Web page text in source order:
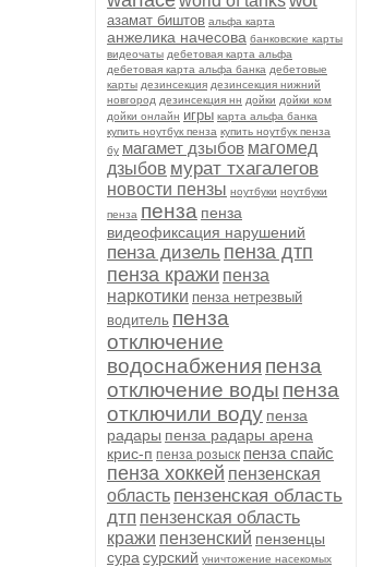
азамат биштов альфа карта
анжелика начесова банковские карты
видеочаты дебетовая карта альфа
дебетовая карта альфа банка дебетовые
карты дезинсекция дезинсекция нижний
новгород дезинсекция нн дойки дойки ком
дойки онлайн игры карта альфа банка
купить ноутбук пенза купить ноутбук пенза
бу магамет дзыбов магомед
дзыбов мурат тхагалегов
новости пензы ноутбуки ноутбуки
пенза пенза пенза
видеофиксация нарушений
пенза дизель пенза дтп
пенза кражи пенза
наркотики пенза нетрезвый
водитель пенза
отключение
водоснабжения пенза
отключение воды пенза
отключили воду пенза
радары пенза радары арена
крис-п пенза розыск пенза спайс
пенза хоккей пензенская
область пензенская область
дтп пензенская область
кражи пензенский пензенцы
сура сурский уничтожение насекомых